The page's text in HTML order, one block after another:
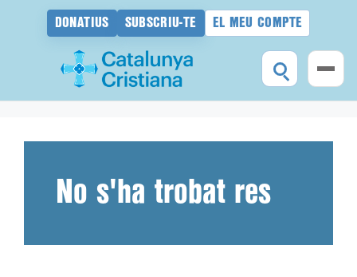
DONATIUS SUBSCRIU-TE EL MEU COMPTE
No s'ha trobat res